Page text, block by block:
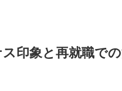
印象と再就職で